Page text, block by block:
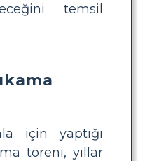
temsil
için yaptığı
töreni, yıllar